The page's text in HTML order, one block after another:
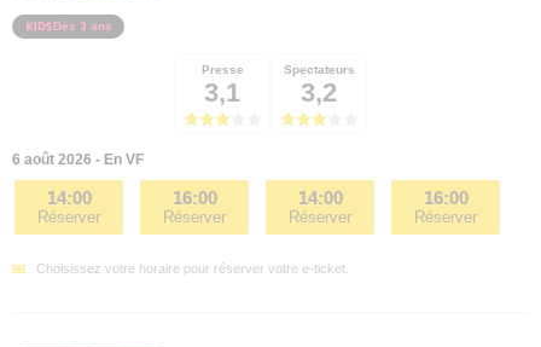
Dès 3 ans
Presse
3,1
Spectateurs
3,2
6 août 2026 - En VF
14:00
Réserver
16:00
Réserver
14:00
Réserver
16:00
Réserver
Choisissez votre horaire pour réserver votre e-ticket.